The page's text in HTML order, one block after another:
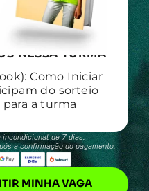
NESSA TURMA
Como Iniciar
do sorteio
a turma
MINHA VAGA
incondicional de 7 dias.
a confirmação do pagamento.